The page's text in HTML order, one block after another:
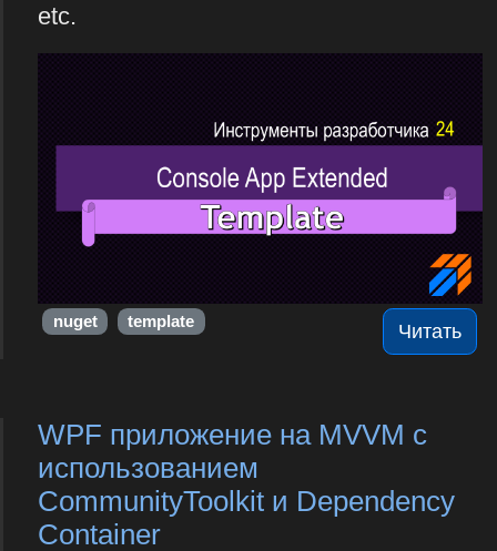
etc.
Читать
nuget template
WPF приложение на MVVM с
использованием
CommunityToolkit и Dependency
Container